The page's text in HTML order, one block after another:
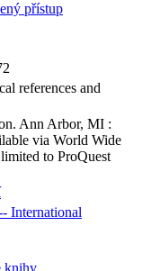
přístup
references and
Ann Arbor, MI :
via World Wide
to ProQuest
International
knihy